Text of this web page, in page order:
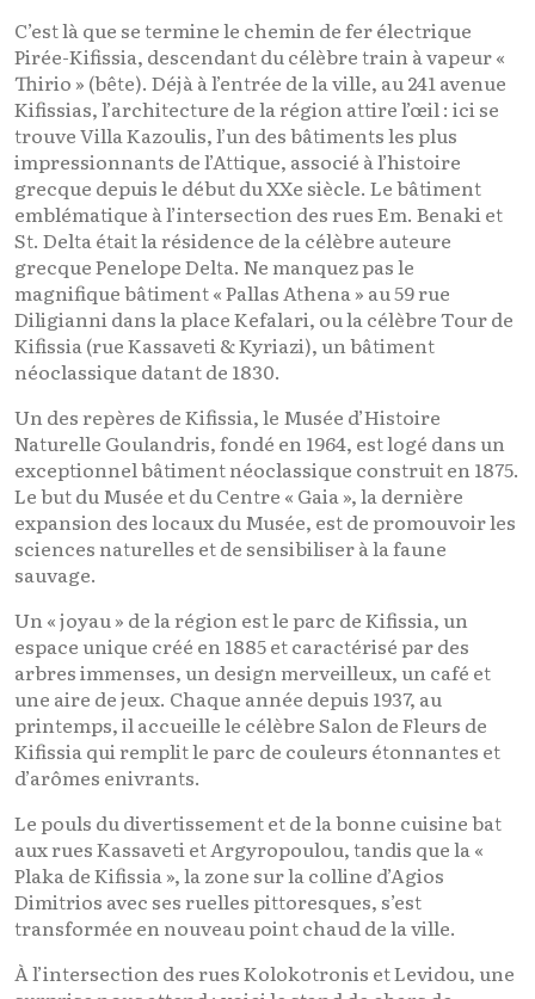
C’est là que se termine le chemin de fer électrique
Pirée-Kifissia, descendant du célèbre train à vapeur «
Thirio » (bête). Déjà à l’entrée de la ville, au 241 avenue
Kifissias, l’architecture de la région attire l’œil : ici se
trouve Villa Kazoulis, l’un des bâtiments les plus
impressionnants de l’Attique, associé à l’histoire
grecque depuis le début du XXe siècle. Le bâtiment
emblématique à l’intersection des rues Em. Benaki et
St. Delta était la résidence de la célèbre auteure
grecque Penelope Delta. Ne manquez pas le
magnifique bâtiment « Pallas Athena » au 59 rue
Diligianni dans la place Kefalari, ou la célèbre Tour de
Kifissia (rue Kassaveti & Kyriazi), un bâtiment
néoclassique datant de 1830.
Un des repères de Kifissia, le Musée d’Histoire
Naturelle Goulandris, fondé en 1964, est logé dans un
exceptionnel bâtiment néoclassique construit en 1875.
Le but du Musée et du Centre « Gaia », la dernière
expansion des locaux du Musée, est de promouvoir les
sciences naturelles et de sensibiliser à la faune
sauvage.
Un « joyau » de la région est le parc de Kifissia, un
espace unique créé en 1885 et caractérisé par des
arbres immenses, un design merveilleux, un café et
une aire de jeux. Chaque année depuis 1937, au
printemps, il accueille le célèbre Salon de Fleurs de
Kifissia qui remplit le parc de couleurs étonnantes et
d’arômes enivrants.
Le pouls du divertissement et de la bonne cuisine bat
aux rues Kassaveti et Argyropoulou, tandis que la «
Plaka de Kifissia », la zone sur la colline d’Agios
Dimitrios avec ses ruelles pittoresques, s’est
transformée en nouveau point chaud de la ville.
À l’intersection des rues Kolokotronis et Levidou, une